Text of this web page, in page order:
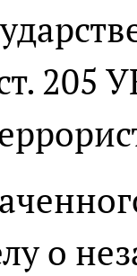
о